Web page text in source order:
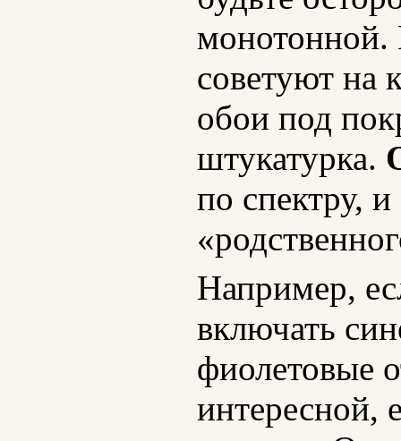
монотонной.
советуют на
обои под
штукатурка.
по спектру,
Например,
включать
фиолетовые
интересной,